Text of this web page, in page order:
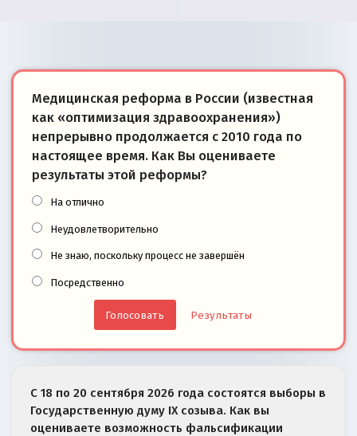
Медицинская реформа в России (известная
как «оптимизация здравоохранения»)
непрерывно продолжается с 2010 года по
настоящее время. Как Вы оцениваете
результаты этой реформы?
На отлично
Неудовлетворительно
Не знаю, поскольку процесс не завершён
Посредственно
Результаты
С 18 по 20 сентября 2026 года состоятся выборы в
Государственную думу IX созыва. Как вы
оцениваете возможность фальсификации